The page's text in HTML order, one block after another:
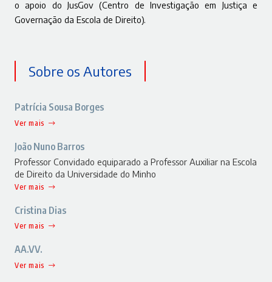
o apoio do JusGov (Centro de Investigação em Justiça e
Governação da Escola de Direito).
Sobre os Autores
Patrícia Sousa Borges
Ver mais
João Nuno Barros
Professor Convidado equiparado a Professor Auxiliar na Escola
de Direito da Universidade do Minho
Ver mais
Cristina Dias
Ver mais
AA.VV.
Ver mais